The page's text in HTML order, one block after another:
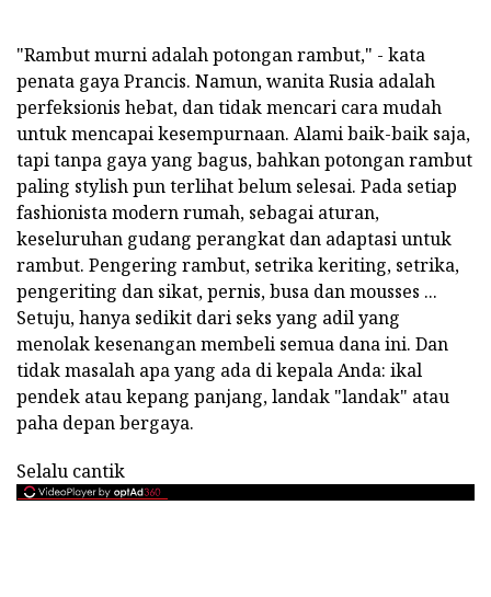
"Rambut murni adalah potongan rambut," - kata
penata gaya Prancis. Namun, wanita Rusia adalah
perfeksionis hebat, dan tidak mencari cara mudah
untuk mencapai kesempurnaan. Alami baik-baik saja,
tapi tanpa gaya yang bagus, bahkan potongan rambut
paling stylish pun terlihat belum selesai. Pada setiap
fashionista modern rumah, sebagai aturan,
keseluruhan gudang perangkat dan adaptasi untuk
rambut. Pengering rambut, setrika keriting, setrika,
pengeriting dan sikat, pernis, busa dan mousses ...
Setuju, hanya sedikit dari seks yang adil yang
menolak kesenangan membeli semua dana ini. Dan
tidak masalah apa yang ada di kepala Anda: ikal
pendek atau kepang panjang, landak "landak" atau
paha depan bergaya.
Selalu cantik